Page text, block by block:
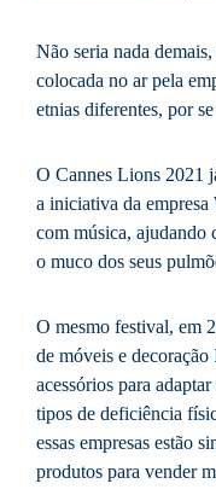
Não seria nada
colocada no ar pela
etnias diferentes, por
O Cannes Lions 2021
a iniciativa da
com música, ajudando
o muco dos seus
O mesmo festival, em
de móveis e
acessórios para
tipos de deficiência
essas empresas estão
produtos para vender